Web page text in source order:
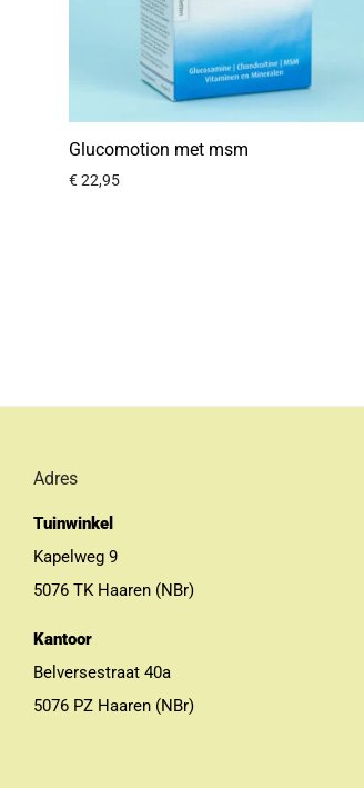
Glucomotion met msm
€22,95
Adres
Tuinwinkel
Kapelweg 9
5076 TK Haaren (NBr)
Kantoor
Belversestraat 40a
5076 PZ Haaren (NBr)